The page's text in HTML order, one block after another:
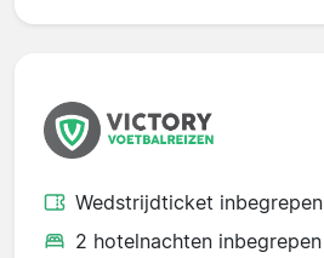
Wedstrijdticket inbegrepen
2 hotelnachten inbegrepen